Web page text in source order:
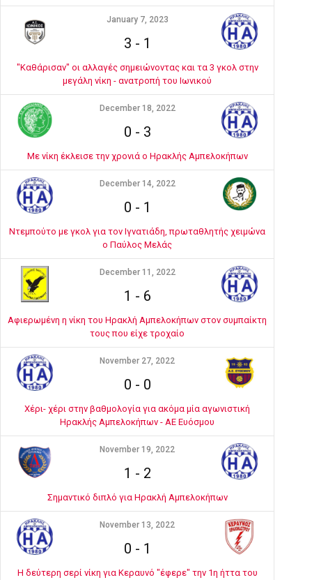
January 7, 2023
3 - 1
"Καθάρισαν" οι αλλαγές σημειώνοντας και τα 3 γκολ στην
μεγάλη νίκη - ανατροπή του Ιωνικού
December 18, 2022
0 - 3
Με νίκη έκλεισε την χρονιά ο Ηρακλής Αμπελοκήπων
December 14, 2022
0 - 1
Ντεμπούτο με γκολ για τον Ιγνατιάδη, πρωταθλητής χειμώνα
ο Παύλος Μελάς
December 11, 2022
1 - 6
Αφιερωμένη η νίκη του Ηρακλή Αμπελοκήπων στον συμπαίκτη
τους που είχε τροχαίο
November 27, 2022
0 - 0
Χέρι- χέρι στην βαθμολογία για ακόμα μία αγωνιστική
Ηρακλής Αμπελοκήπων - ΑΕ Ευόσμου
November 19, 2022
1 - 2
Σημαντικό διπλό για Ηρακλή Αμπελοκήπων
November 13, 2022
0 - 1
Η δεύτερη σερί νίκη για Κεραυνό "έφερε" την 1η ήττα του